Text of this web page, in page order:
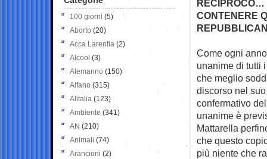
RECIPROCO…
CONTENERE
Come ogni
unanime di tutti
che meglio
discorso nel
confermativo
unanime è
Mattarella
che questo
più niente che
100 giorni (5)
Aborto (20)
Acca Larentia (2)
Alcool (3)
Alemanno (150)
Alfano (315)
Alitalia (123)
Ambiente (341)
AN (210)
Animali (74)
Arancioni (2)